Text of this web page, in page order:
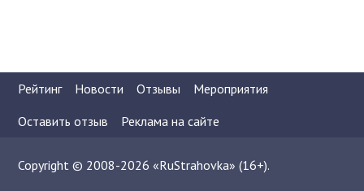
Рейтинг Новости Отзывы
Мероприятия
Оставить отзыв
Реклама на сайте
Copyright © 2008-2026 «RuStrahovka» (16+).